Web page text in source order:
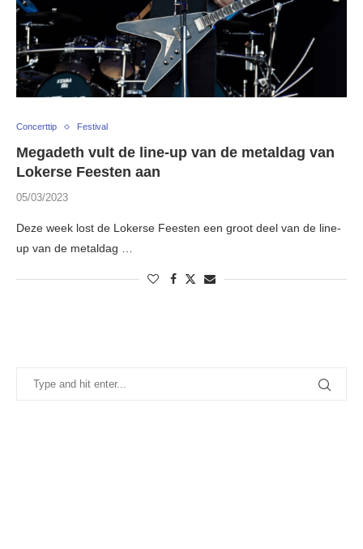
Concerttip Festival
Megadeth vult de line-up van de metaldag van
Lokerse Feesten aan
05/03/2023
Deze week lost de Lokerse Feesten een groot deel van de line-
up van de metaldag …